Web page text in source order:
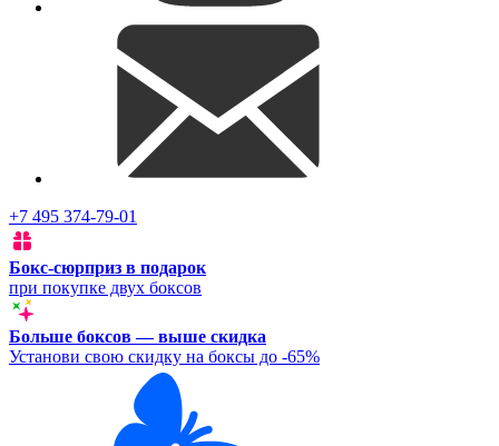
+7 495 374-79-01
Бокс-сюрприз в подарок
при покупке двух боксов
Больше боксов — выше скидка
Установи свою скидку на боксы до -65%